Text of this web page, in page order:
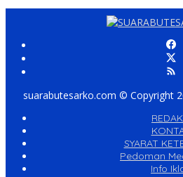
suarabutesarko.com © Copyright
SYARAT
Pedoman
Info